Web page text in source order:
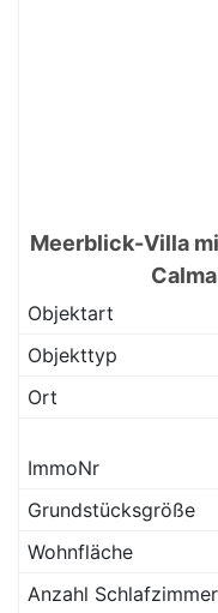
Meerblick-Villa
Objektart
Objekttyp
Ort
ImmoNr
Grundstücksgröße
Wohnfläche
Anzahl Schlafzimmer